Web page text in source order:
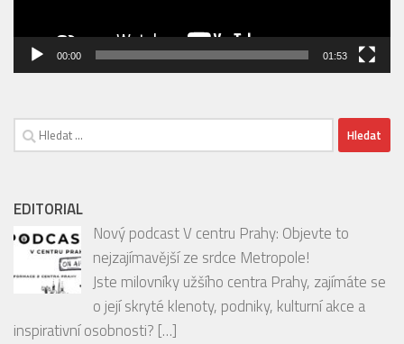
00:00 01:53
Vyhledávání
EDITORIAL
Nový podcast V centru Prahy: Objevte to
nejzajímavější ze srdce Metropole!
Jste milovníky užšího centra Prahy, zajímáte se
o její skryté klenoty, podniky, kulturní akce a
inspirativní osobnosti? […]